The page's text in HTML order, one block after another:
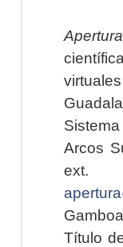
Apertura
Arcos
Título